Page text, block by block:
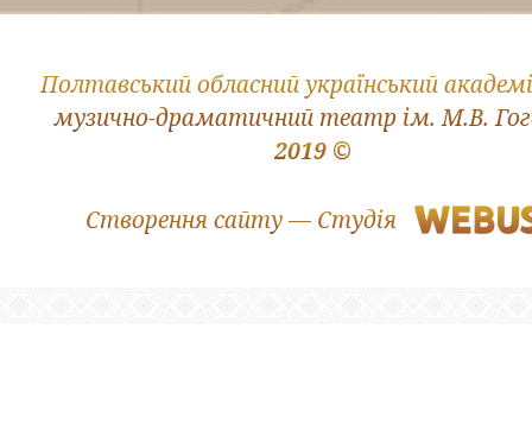
2019 ©
Полтавський обласний український
музично-драматичний театр ім. М.В.
Створення сайту — Студія